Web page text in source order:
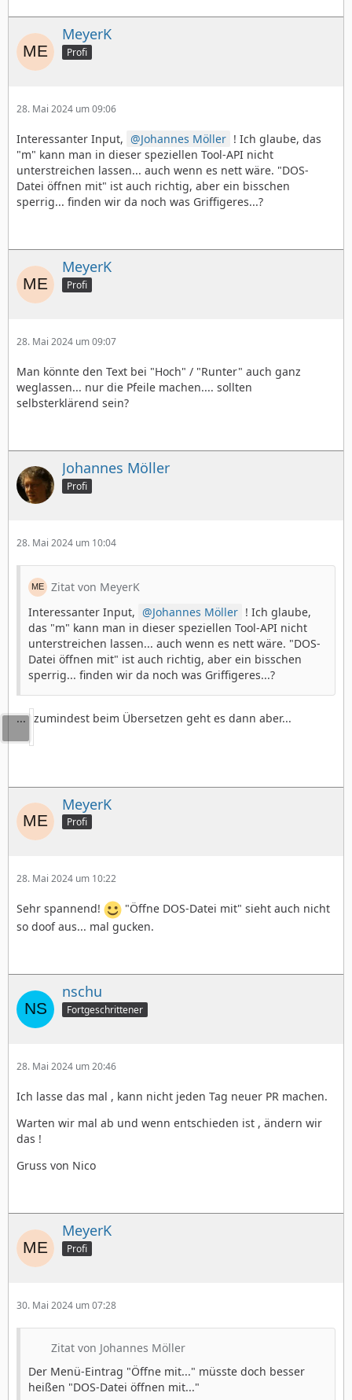
MeyerK
Profi
28. Mai 2024 um 09:06
Interessanter Input, Johannes Möller ! Ich glaube, das
"m" kann man in dieser speziellen Tool-API nicht
unterstreichen lassen... auch wenn es nett wäre. "DOS-
Datei öffnen mit" ist auch richtig, aber ein bisschen
sperrig... finden wir da noch was Griffigeres...?
MeyerK
Profi
28. Mai 2024 um 09:07
Man könnte den Text bei "Hoch" / "Runter" auch ganz
weglassen... nur die Pfeile machen.... sollten
selbsterklärend sein?
Johannes Möller
Profi
28. Mai 2024 um 10:04
Zitat von MeyerK
Interessanter Input,
Johannes Möller ! Ich glaube,
das "m" kann man in dieser speziellen Tool-API nicht
unterstreichen lassen... auch wenn es nett wäre. "DOS-
Datei öffnen mit" ist auch richtig, aber ein bisschen
sperrig... finden wir da noch was Griffigeres...?
... zumindest beim Übersetzen geht es dann aber...
MeyerK
Profi
28. Mai 2024 um 10:22
Sehr spannend!
"Öffne DOS-Datei mit" sieht auch nicht
so doof aus... mal gucken.
nschu
Fortgeschrittener
28. Mai 2024 um 20:46
Ich lasse das mal , kann nicht jeden Tag neuer PR machen.
Warten wir mal ab und wenn entschieden ist , ändern wir
das !
Gruss von Nico
MeyerK
Profi
30. Mai 2024 um 07:28
Zitat von Johannes Möller
Der Menü-Eintrag "Öffne mit..." müsste doch besser
heißen "DOS-Datei öffnen mit..."